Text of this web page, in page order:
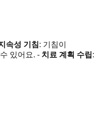
속성 기침: 기침이
있어요. - 치료 계획 수립: